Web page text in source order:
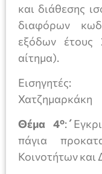
και διάθεσης
διαφόρων
εξόδων έτους
αίτημα).
Χατζημαρκάκη
Θέμα 4ο:΄
πάγια
Κοινοτήτων και